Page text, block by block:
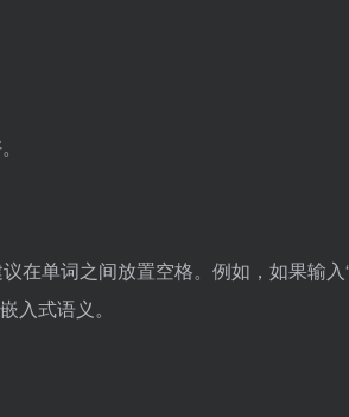
单词之间放置空格。例如，如果输入
入式语义。